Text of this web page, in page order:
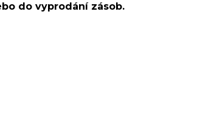
do vyprodání zásob.